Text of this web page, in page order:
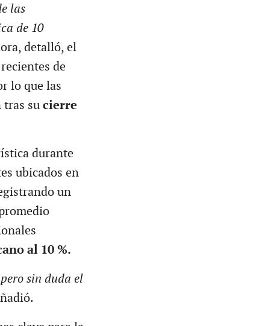
las
de 10
detalló, el
de
lo que las
tras su cierre
durante
ubicados en
un
al 10 %.
sin duda el